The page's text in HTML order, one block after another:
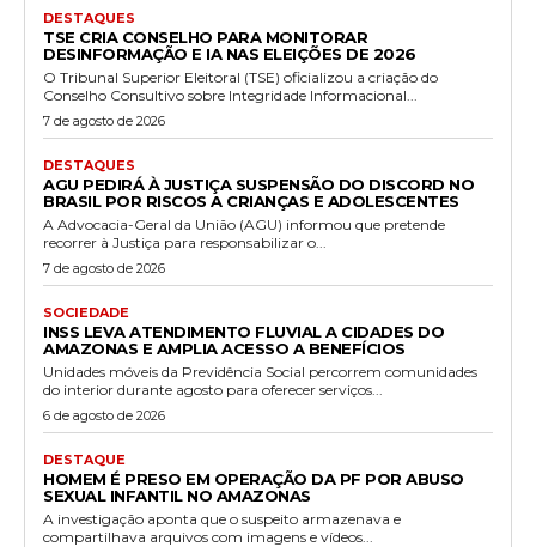
DESTAQUES
TSE CRIA CONSELHO PARA MONITORAR
DESINFORMAÇÃO E IA NAS ELEIÇÕES DE 2026
O Tribunal Superior Eleitoral (TSE) oficializou a criação do
Conselho Consultivo sobre Integridade Informacional...
7 de agosto de 2026
DESTAQUES
AGU PEDIRÁ À JUSTIÇA SUSPENSÃO DO DISCORD NO
BRASIL POR RISCOS A CRIANÇAS E ADOLESCENTES
A Advocacia-Geral da União (AGU) informou que pretende
recorrer à Justiça para responsabilizar o...
7 de agosto de 2026
SOCIEDADE
INSS LEVA ATENDIMENTO FLUVIAL A CIDADES DO
AMAZONAS E AMPLIA ACESSO A BENEFÍCIOS
Unidades móveis da Previdência Social percorrem comunidades
do interior durante agosto para oferecer serviços...
6 de agosto de 2026
DESTAQUE
HOMEM É PRESO EM OPERAÇÃO DA PF POR ABUSO
SEXUAL INFANTIL NO AMAZONAS
A investigação aponta que o suspeito armazenava e
compartilhava arquivos com imagens e vídeos...